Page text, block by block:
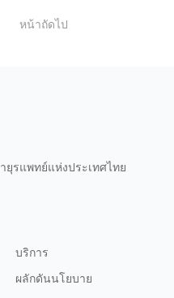
หน้าถัดไป
ยุรแพทย์แห่งประเทศไทย
บริการ
ผลักดันนโยบาย